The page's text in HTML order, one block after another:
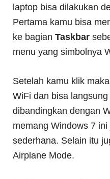
laptop bisa dilakukan
Pertama kamu bisa
ke bagianTaskbar
menu yang simbolnya
Setelah kamu klik
WiFi dan bisa
dibandingkan dengan
memang Windows 7
sederhana. Selain itu
Airplane Mode.